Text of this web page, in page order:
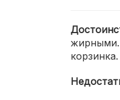
жирными.
корзинка.